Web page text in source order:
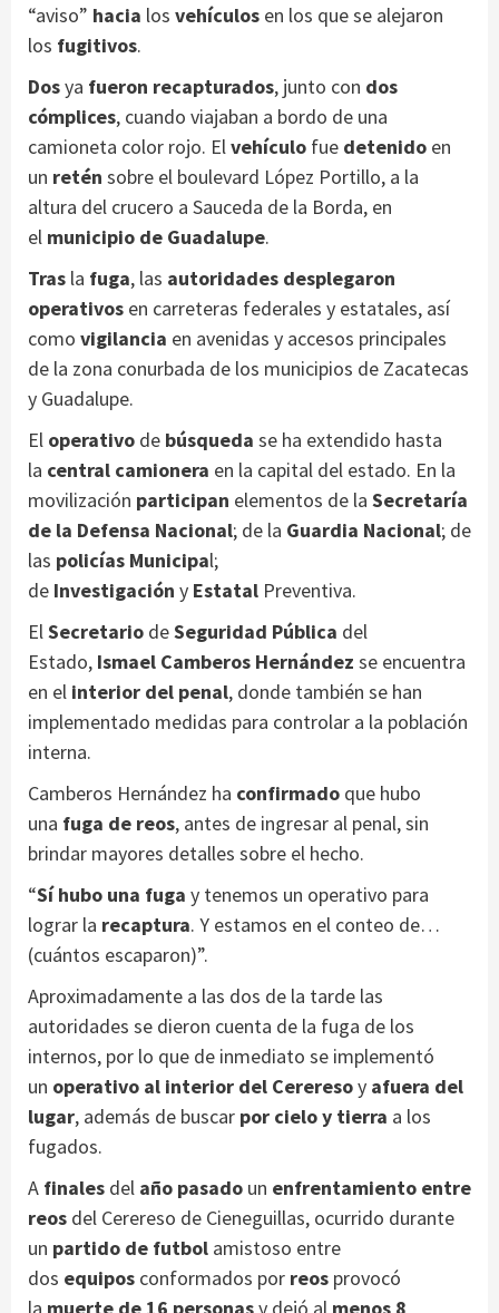
“aviso” hacia los vehículos en los que se alejaron
los fugitivos.
Dosya fueron recapturados, junto con dos
cómplices, cuando viajaban a bordo de una
camioneta color rojo. Elvehículo fue detenido en
un retén sobre el boulevard López Portillo, a la
altura del crucero a Sauceda de la Borda, en
el municipio de Guadalupe.
Tras la fuga, las autoridades desplegaron
operativos en carreteras federales y estatales, así
como vigilancia en avenidas y accesos principales
de la zona conurbada de los municipios de Zacatecas
y Guadalupe.
El operativo de búsqueda se ha extendido hasta
la central camionera en la capital del estado. En la
movilización participan elementos de la Secretaría
de la Defensa Nacional; de la Guardia Nacional; de
las policías Municipal;
de Investigación y Estatal Preventiva.
ElSecretario deSeguridad Pública del
Estado, Ismael Camberos Hernández se encuentra
en el interior del penal, donde también se han
implementado medidas para controlar a la población
interna.
Camberos Hernández ha confirmado que hubo
una fuga de reos, antes de ingresar al penal, sin
brindar mayores detalles sobre el hecho.
“Sí hubo una fuga y tenemos un operativo para
lograr la recaptura. Y estamos en el conteo de…
(cuántos escaparon)”.
Aproximadamente a las dos de la tarde las
autoridades se dieron cuenta de la fuga de los
internos, por lo que de inmediato se implementó
un operativo al interior del Cereresoy afuera del
lugar, además de buscar por cielo y tierra a los
fugados.
A finales del año pasado un enfrentamiento entre
reos del Cerereso de Cieneguillas, ocurrido durante
un partido de futbol amistoso entre
dos equipos conformados por reos provocó
la muerte de 16 personasy dejó al menos 8